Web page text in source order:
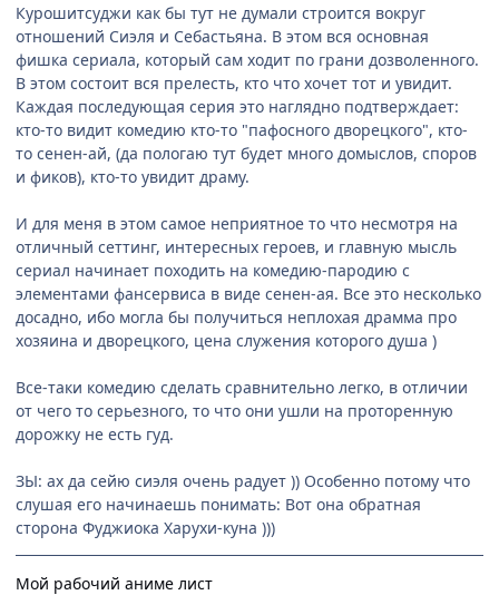
Курошитсуджи как бы тут не думали строится вокруг
отношений Сиэля и Себастьяна. В этом вся основная
фишка сериала, который сам ходит по грани дозволенного.
В этом состоит вся прелесть, кто что хочет тот и увидит.
Каждая последующая серия это наглядно подтверждает:
кто-то видит комедию кто-то "пафосного дворецкого", кто-
то сенен-ай, (да пологаю тут будет много домыслов, споров
и фиков), кто-то увидит драму.
И для меня в этом самое неприятное то что несмотря на
отличный сеттинг, интересных героев, и главную мысль
сериал начинает походить на комедию-пародию с
элементами фансервиса в виде сенен-ая. Все это несколько
досадно, ибо могла бы получиться неплохая драмма про
хозяина и дворецкого, цена служения которого душа )
Все-таки комедию сделать сравнительно легко, в отличии
от чего то серьезного, то что они ушли на проторенную
дорожку не есть гуд.
ЗЫ: ах да сейю сиэля очень радует )) Особенно потому что
слушая его начинаешь понимать: Вот она обратная
сторона Фуджиока Харухи-куна )))
Мой рабочий аниме лист